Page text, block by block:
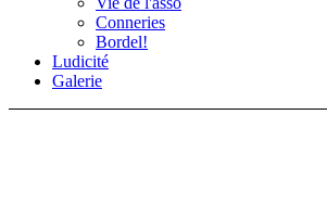
Conneries
Bordel!
Ludicité
Galerie